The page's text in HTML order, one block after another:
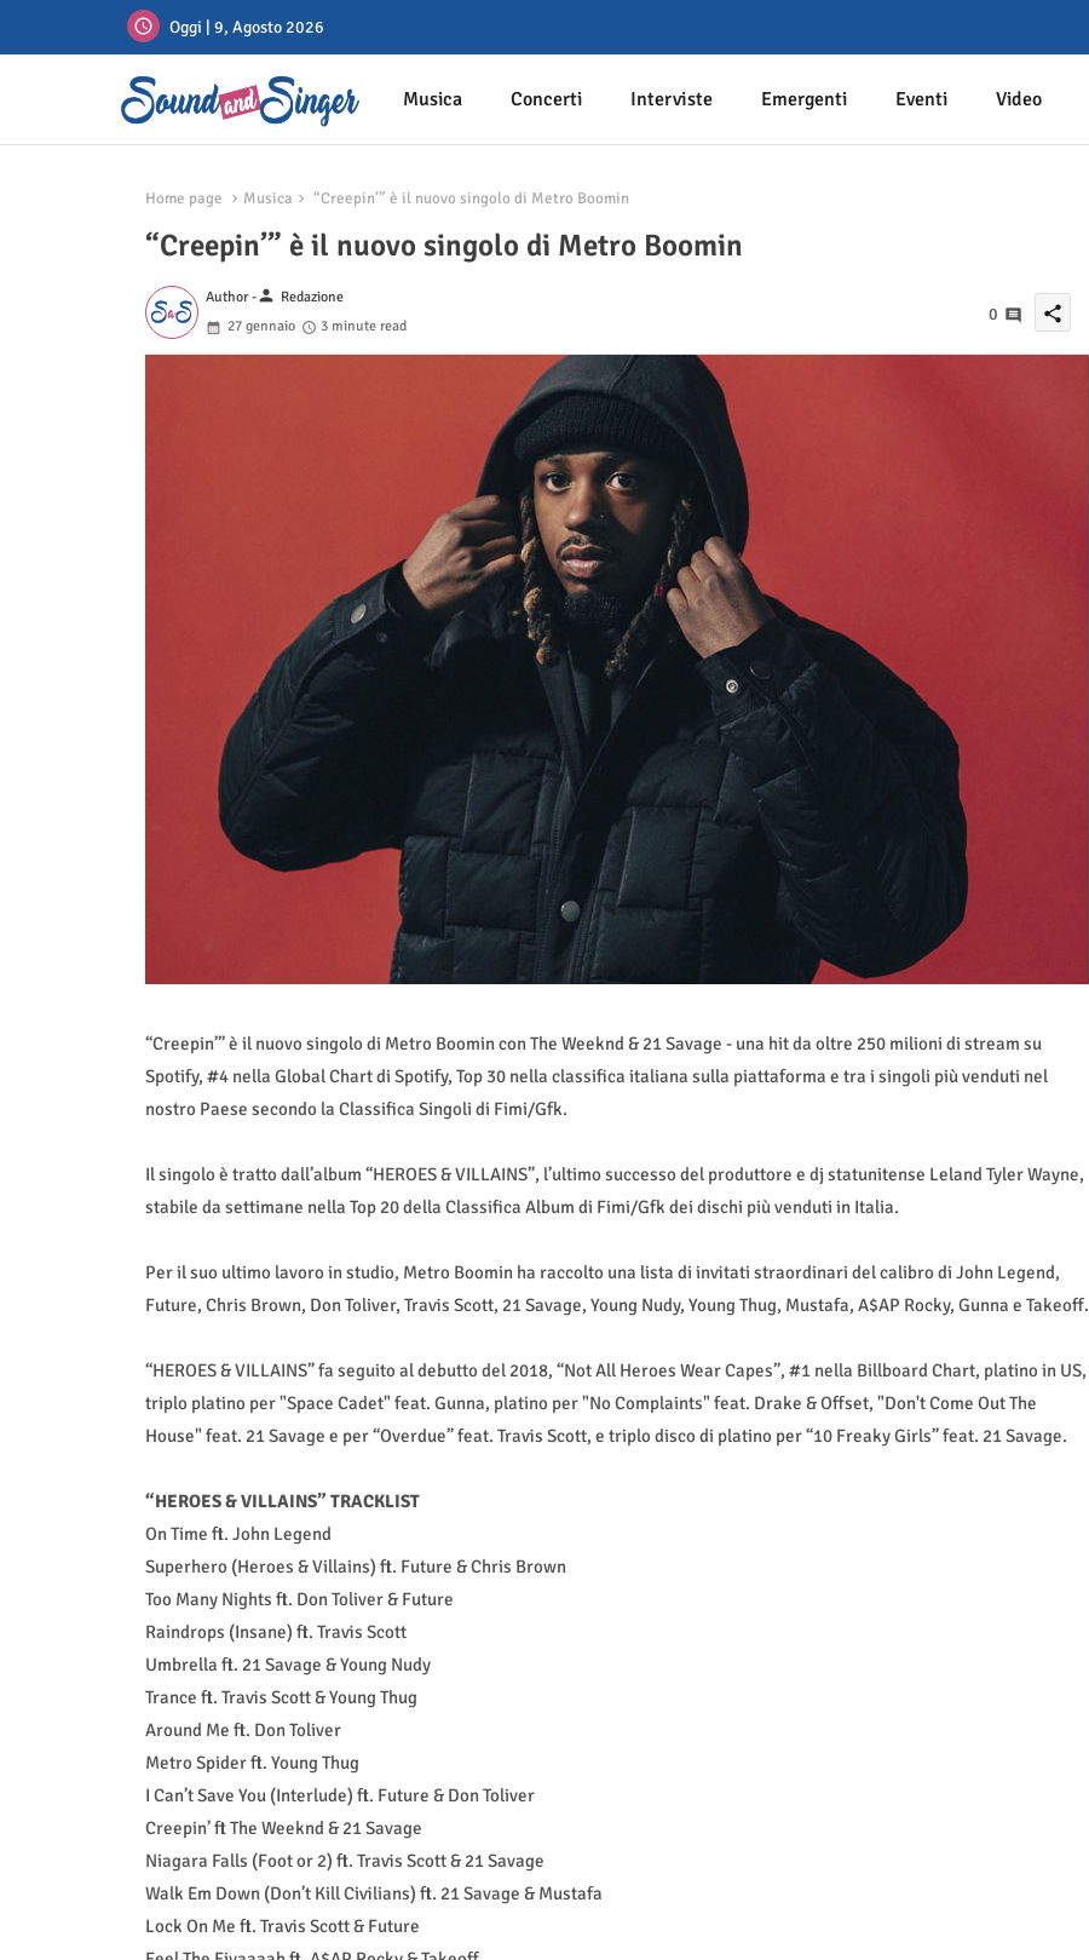
Oggi | 9, Agosto 2026
Musica Concerti Interviste Emergenti Eventi Video
Home page Musica “Creepin’” è il nuovo singolo di Metro Boomin
“Creepin’” è il nuovo singolo di Metro Boomin
Author -person Redazione
27 gennaio
3 minute read
0 share
“Creepin’” è il nuovo singolo di Metro Boomin con The Weeknd & 21 Savage - una hit da oltre 250 milioni di stream su
Spotify, #4 nella Global Chart di Spotify, Top 30 nella classifica italiana sulla piattaforma e tra i singoli più venduti nel
nostro Paese secondo la Classifica Singoli di Fimi/Gfk.
Il singolo è tratto dall’album “HEROES & VILLAINS”, l’ultimo successo del produttore e dj statunitense Leland Tyler Wayne,
stabile da settimane nella Top 20 della Classifica Album di Fimi/Gfk dei dischi più venduti in Italia.
Per il suo ultimo lavoro in studio, Metro Boomin ha raccolto una lista di invitati straordinari del calibro di John Legend,
Future, Chris Brown, Don Toliver, Travis Scott, 21 Savage, Young Nudy, Young Thug, Mustafa, A$AP Rocky, Gunna e Takeoff.
“HEROES & VILLAINS” fa seguito al debutto del 2018, “Not All Heroes Wear Capes”, #1 nella Billboard Chart, platino in US,
triplo platino per "Space Cadet" feat. Gunna, platino per "No Complaints" feat. Drake & Offset, "Don't Come Out The
House" feat. 21 Savage e per “Overdue” feat. Travis Scott, e triplo disco di platino per “10 Freaky Girls” feat. 21 Savage.
“HEROES & VILLAINS” TRACKLIST
On Time ft. John Legend
Superhero (Heroes & Villains) ft. Future & Chris Brown
Too Many Nights ft. Don Toliver & Future
Raindrops (Insane) ft. Travis Scott
Umbrella ft. 21 Savage & Young Nudy
Trance ft. Travis Scott & Young Thug
Around Me ft. Don Toliver
Metro Spider ft. Young Thug
I Can’t Save You (Interlude) ft. Future & Don Toliver
Creepin’ ft The Weeknd & 21 Savage
Niagara Falls (Foot or 2) ft. Travis Scott & 21 Savage
Walk Em Down (Don’t Kill Civilians) ft. 21 Savage & Mustafa
Lock On Me ft. Travis Scott & Future